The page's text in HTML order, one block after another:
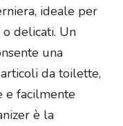
ideale per
delicati. Un
una
da toilette,
e facilmente
è la